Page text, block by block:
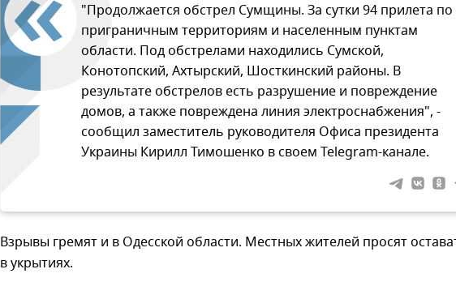
"Продолжается обстрел Сумщины. За сутки 94 прилета по
приграничным территориям и населенным пунктам
области. Под обстрелами находились Сумской,
Конотопский, Ахтырский, Шосткинский районы. В
результате обстрелов есть разрушение и повреждение
домов, а также повреждена линия электроснабжения", -
сообщил заместитель руководителя Офиса президента
Украины Кирилл Тимошенко в своем Telegram-канале.
Взрывы гремят и в Одесской области. Местных жителей просят
в укрытиях.